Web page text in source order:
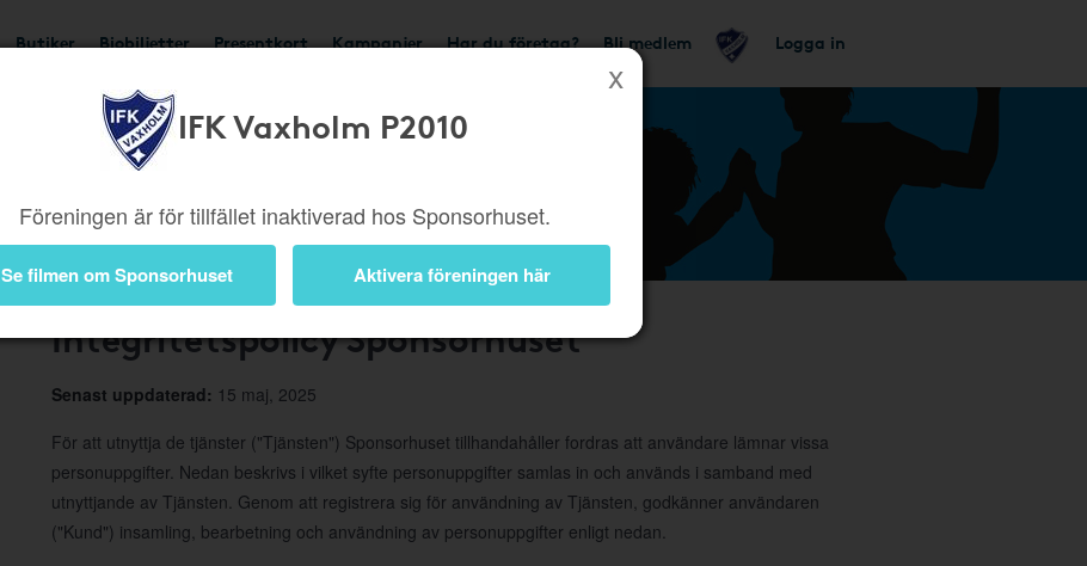
Butiker Biobiljetter Presentkort Kampanjer Har du företag? Bli medlem Logga in
IFK Vaxholm P2010
Föreningen är för tillfället inaktiverad hos Sponsorhuset.
Se filmen om Sponsorhuset Aktivera föreningen här
Om Sponsorhuset
Integritetspolicy Sponsorhuset
Senast uppdaterad: 15 maj, 2025
För att utnyttja de tjänster ("Tjänsten") Sponsorhuset tillhandahåller fordras att användare lämnar vissa
personuppgifter. Nedan beskrivs i vilket syfte personuppgifter samlas in och används i samband med
utnyttjande av Tjänsten. Genom att registrera sig för användning av Tjänsten, godkänner användaren
("Kund") insamling, bearbetning och användning av personuppgifter enligt nedan.